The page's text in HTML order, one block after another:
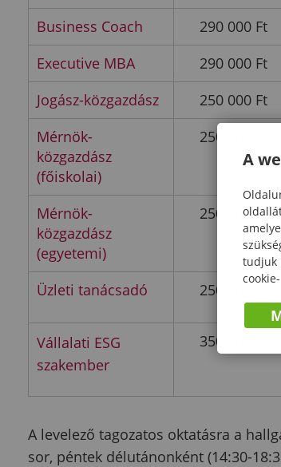
Business Coach 290 000 Ft
Executive MBA
290 000 Ft
Jogász-közgazdász
250 000 Ft
Mérnök-
közgazdász
(főiskolai)
250 000 Ft
Mérnök-
közgazdász
(egyetemi)
250 000 Ft
Üzleti tanácsadó 250 000 Ft
Vállalati ESG
szakember
350 000 Ft
A levelező tagozatos oktatásra a
sor, péntek délutánonként (14:30-
A
tudjuk